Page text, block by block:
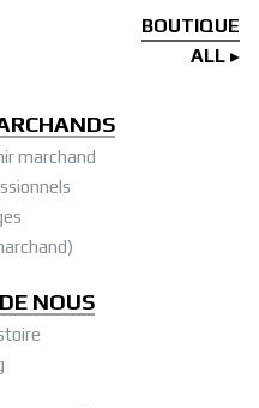
BOUTIQUE
ALL
marchand
NOUS